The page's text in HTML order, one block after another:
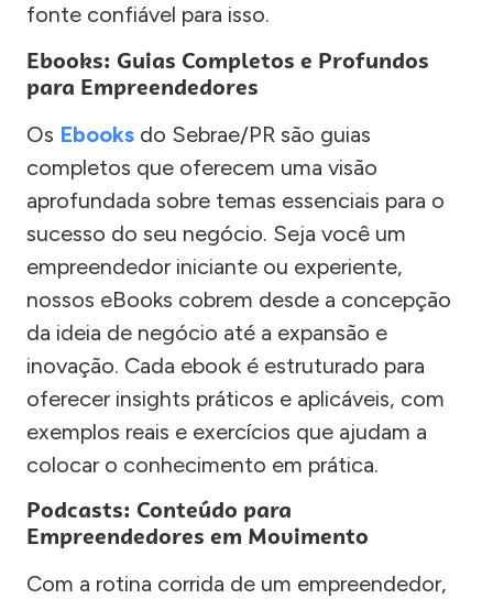
fonte confiável para isso.
Ebooks: Guias Completos e Profundos
para Empreendedores
Os Ebooks do Sebrae/PR são guias
completos que oferecem uma visão
aprofundada sobre temas essenciais para o
sucesso do seu negócio. Seja você um
empreendedor iniciante ou experiente,
nossos eBooks cobrem desde a concepção
da ideia de negócio até a expansão e
inovação. Cada ebook é estruturado para
oferecer insights práticos e aplicáveis, com
exemplos reais e exercícios que ajudam a
colocar o conhecimento em prática.
Podcasts: Conteúdo para
Empreendedores em Movimento
Com a rotina corrida de um empreendedor,